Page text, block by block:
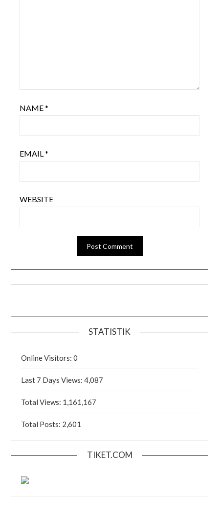
NAME*
EMAIL*
WEBSITE
STATISTIK
Online Visitors:0
Last 7 Days Views:4,087
Total Views: 1,161,167
Total Posts: 2,601
TIKET.COM